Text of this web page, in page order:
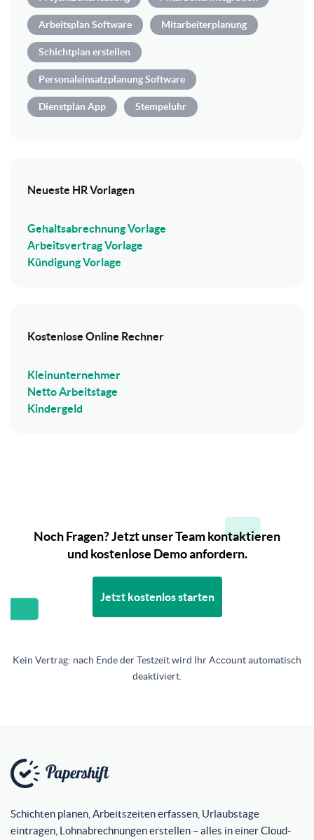
Arbeitsplan Software Mitarbeiterplanung
Schichtplan erstellen
Personaleinsatzplanung Software
Dienstplan App Stempeluhr
Neueste HR Vorlagen
Gehaltsabrechnung Vorlage
Arbeitsvertrag Vorlage
Kündigung Vorlage
Kostenlose Online Rechner
Kleinunternehmer
Netto Arbeitstage
Kindergeld
Noch Fragen? Jetzt unser Team kontaktieren
und kostenlose Demo anfordern.
Jetzt kostenlos starten
Kein Vertrag: nach Ende der Testzeit wird Ihr Account automatisch
deaktiviert.
Schichten planen, Arbeitszeiten erfassen, Urlaubstage
eintragen, Lohnabrechnungen erstellen – alles in einer Cloud-